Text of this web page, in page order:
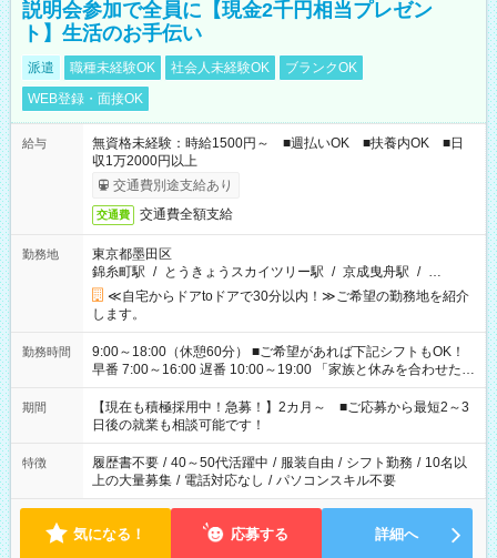
説明会参加で全員に【現金2千円相当プレゼン
ト】生活のお手伝い
派遣 職種未経験OK 社会人未経験OK
ブランクOK
WEB登録・面接OK
給与
無資格未経験：時給1500円～ ■週払いOK ■扶養内OK ■日
収1万2000円以上
交通費別途支給あり
交通費 交通費全額支給
勤務地
東京都墨田区
錦糸町駅 / とうきょうスカイツリー駅 / 京成曳舟駅 / …
≪自宅からドアtoドアで30分以内！≫ご希望の勤務地を紹介
します。
勤務時間
9:00～18:00（休憩60分） ■ご希望があれば下記シフトもOK！
早番 7:00～16:00 遅番 10:00～19:00 「家族と休みを合わせた
い」 「余裕を持って夕飯の準備がしたい」 「できれば残業はし
たくない」 など、ご希望を教えてくださいね。 ※Wワーク希望
の方へ 今ご覧のお仕事で希望する勤務時間と、もう1つのお仕事
の勤務時間。 合計で週40時間を超える場合は応募できません。
期間
【現在も積極採用中！急募！】2カ月～ ■ご応募から最短2～3
日後の就業も相談可能です！
特徴 履歴書不要 / 40～50代活躍中 / 服装自由 / シフト勤務 / 10名以
上の大量募集 / 電話対応なし / パソコンスキル不要
気になる！ 応募する 詳細へ